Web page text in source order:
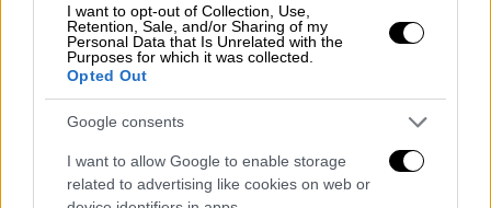
I want to opt-out of Collection, Use,
Retention, Sale, and/or Sharing of my
Personal Data that Is Unrelated with the
Purposes for which it was collected.
Opted Out
Google consents
I want to allow Google to enable storage
related to advertising like cookies on web or
καλοκαιρινή περιοδεία
μοδίστρα
αλκοόλ